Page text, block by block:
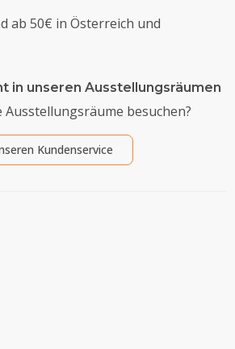
ab 50€ in Österreich und
in unseren Ausstellungsräumen
Ausstellungsräume besuchen?
Kundenservice